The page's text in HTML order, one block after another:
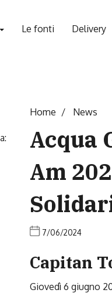
Le fonti Delivery
Home News
Acqua
Am
7/06/2024
Capitan
Giovedì 6 giugno